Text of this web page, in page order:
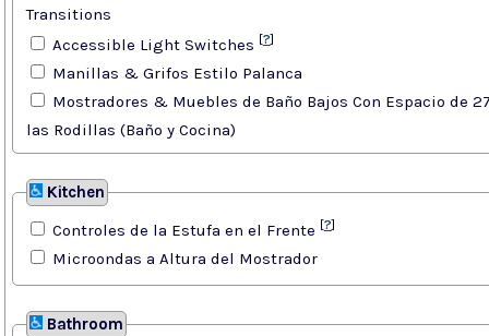
Transitions
Accessible Light Switches [?]
Manillas & Grifos Estilo Palanca
Mostradores & Muebles de Baño Bajos Con Espacio de
las Rodillas (Baño y Cocina)
Kitchen
Controles de la Estufa en el Frente [?]
Microondas a Altura del Mostrador
Bathroom